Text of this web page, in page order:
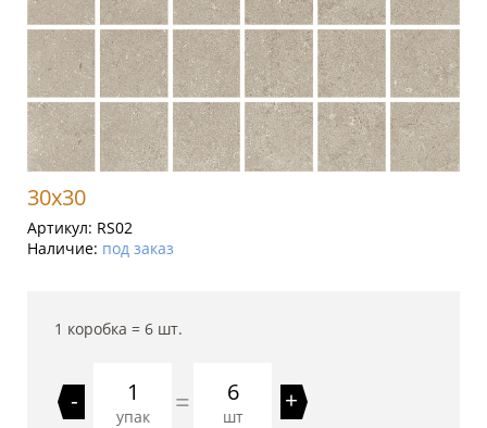
30x30
Артикул: RS02
Наличие: под заказ
1 коробка = 6 шт.
-
упак = 6
шт
+